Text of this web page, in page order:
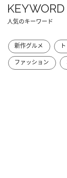
KEYWORD
人気のキーワード
新作グルメ
ファッション